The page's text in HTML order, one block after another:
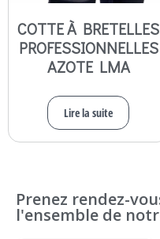
COTTE À BRETELLES
PROFESSIONNELLES
AZOTE LMA
Lire la suite
Prenez rendez-
l'ensemble de